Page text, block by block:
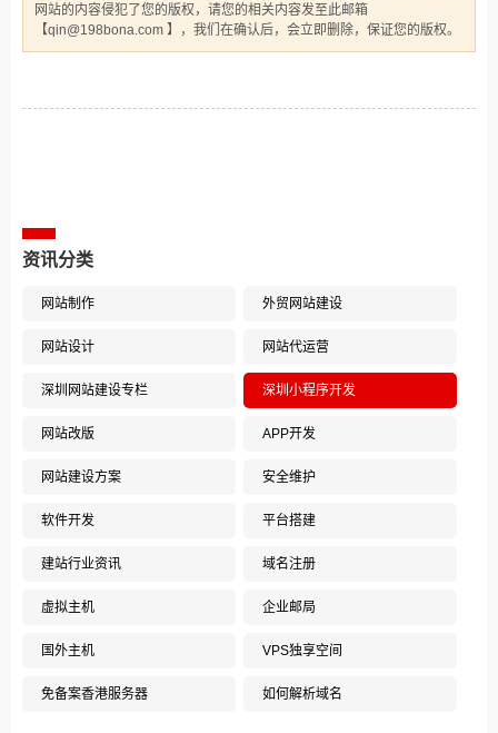
网站的内容侵犯了您的版权，请您的相关内容发至此邮箱
【qin@198bona.com 】，我们在确认后，会立即删除，保证您的版权。
资讯分类
网站制作 外贸网站建设
网站设计 网站代运营
深圳网站建设专栏 深圳小程序开发
网站改版 APP开发
网站建设方案 安全维护
软件开发 平台搭建
建站行业资讯 域名注册
虚拟主机 企业邮局
国外主机 VPS独享空间
免备案香港服务器 如何解析域名